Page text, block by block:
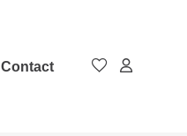
Contact